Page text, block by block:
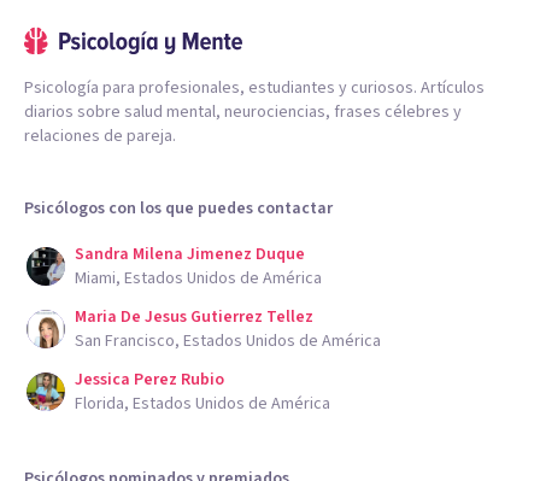
Psicología para profesionales, estudiantes y curiosos. Artículos
diarios sobre salud mental, neurociencias, frases célebres y
relaciones de pareja.
Psicólogos con los que puedes contactar
Sandra Milena Jimenez Duque
Miami, Estados Unidos de América
Maria De Jesus Gutierrez Tellez
San Francisco, Estados Unidos de América
Jessica Perez Rubio
Florida, Estados Unidos de América